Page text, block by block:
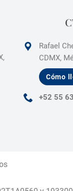
Rafael
CDMX,
Cómo
+52 55